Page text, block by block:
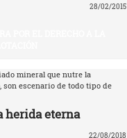
28/02/2015
mineral que nutre la
son escenario de todo tipo de
herida eterna
22/08/2018